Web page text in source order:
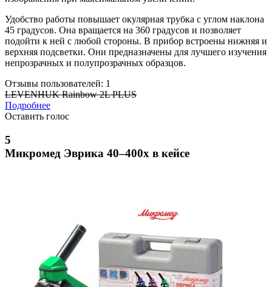
Удобство работы повышает окулярная трубка с углом наклона
45 градусов. Она вращается на 360 градусов и позволяет
подойти к ней с любой стороны. В прибор встроены нижняя и
верхняя подсветки. Они предназначены для лучшего изучения
непрозрачных и полупрозрачных образцов.
Отзывы пользователей: 1
LEVENHUK Rainbow 2L PLUS
Подробнее
Оставить голос
5
Микромед Эврика 40–400х в кейсе